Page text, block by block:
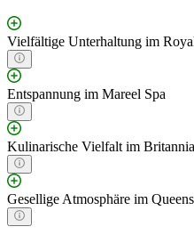
Vielfältige Unterhaltung im
Entspannung im Mareel Spa
Kulinarische Vielfalt im
Gesellige Atmosphäre im